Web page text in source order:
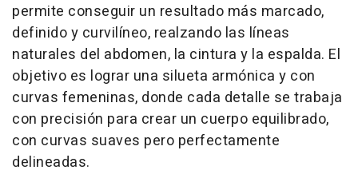
permite conseguir un resultado más marcado,
definido y curvilíneo, realzando las líneas
naturales del abdomen, la cintura y la espalda. El
objetivo es lograr una silueta armónica y con
curvas femeninas, donde cada detalle se trabaja
con precisión para crear un cuerpo equilibrado,
con curvas suaves pero perfectamente
delineadas.